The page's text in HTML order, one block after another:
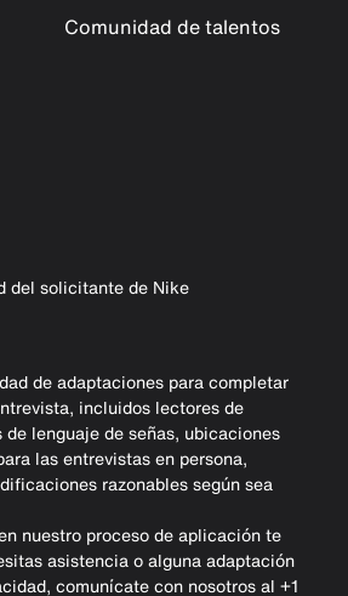
Comunidad de talentos
del solicitante de Nike
de adaptaciones para completar
incluidos lectores de
lenguaje de señas, ubicaciones
las entrevistas en persona,
razonables según sea
nuestro proceso de aplicación te
asistencia o alguna adaptación
comunícate con nosotros al +1